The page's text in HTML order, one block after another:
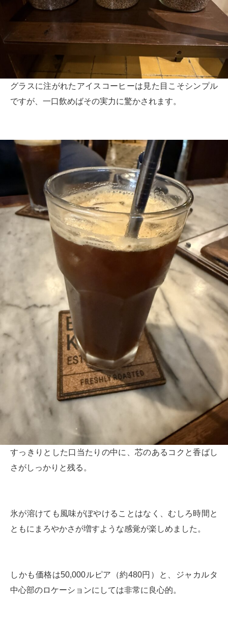
グラスに注がれたアイスコーヒーは見た目こそシンプル
ですが、一口飲めばその実力に驚かされます。
すっきりとした口当たりの中に、芯のあるコクと香ばし
さがしっかりと残る。
氷が溶けても風味がぼやけることはなく、むしろ時間と
ともにまろやかさが増すような感覚が楽しめました。
しかも価格は50,000ルピア（約480円）と、ジャカルタ
中心部のロケーションにしては非常に良心的。